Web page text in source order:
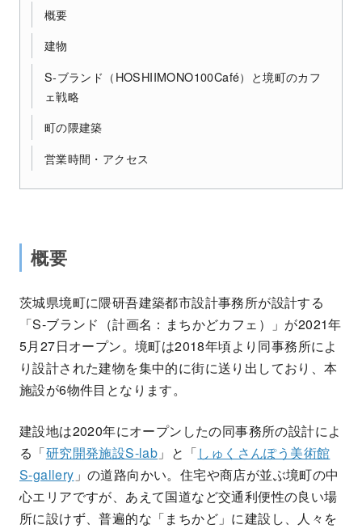
概要
建物
S-ブランド（HOSHIIMONO100Café）と境町のカフ
ェ戦略
町の隈建築
営業時間・アクセス
概要
茨城県境町に隈研吾建築都市設計事務所が設計する
「S-ブランド（計画名：まちかどカフェ）」が2021年
5月27日オープン。境町は2018年頃より同事務所によ
り設計された建物を集中的に街に送り出しており、本
施設が6物件目となります。
建設地は2020年にオープンしたの同事務所の設計によ
る「研究開発施設S-lab 」と「しゅくさんぽう美術館
S-gallery 」の道路向かい。住宅や商店が並ぶ境町の中
心エリアですが、あえて国道など交通利便性の良い場
所に設けず、普遍的な「まちかど」に建設し、人々を